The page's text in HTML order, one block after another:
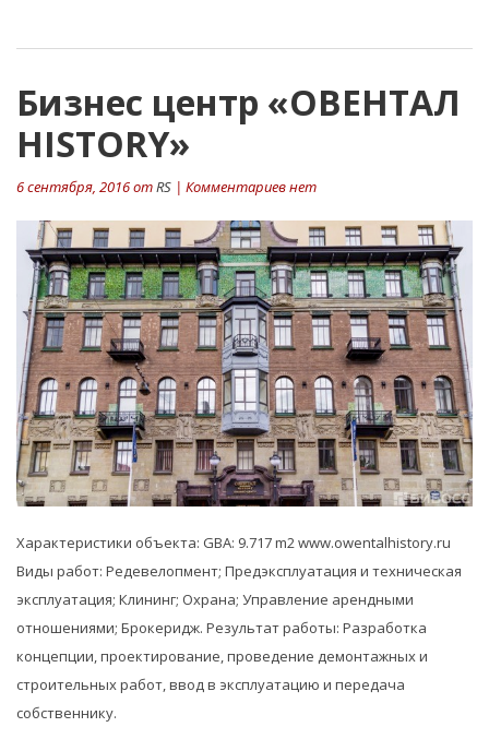
Бизнес центр «ОВЕНТАЛ
HISTORY»
6 сентября, 2016 отRS | Комментариев нет
Характеристики объекта: GBA: 9.717 m2 www.owentalhistory.ru
Виды работ: Редевелопмент; Предэксплуатация и техническая
эксплуатация; Клининг; Охрана; Управление арендными
отношениями; Брокеридж. Результат работы: Разработка
концепции, проектирование, проведение демонтажных и
строительных работ, ввод в эксплуатацию и передача
собственнику.